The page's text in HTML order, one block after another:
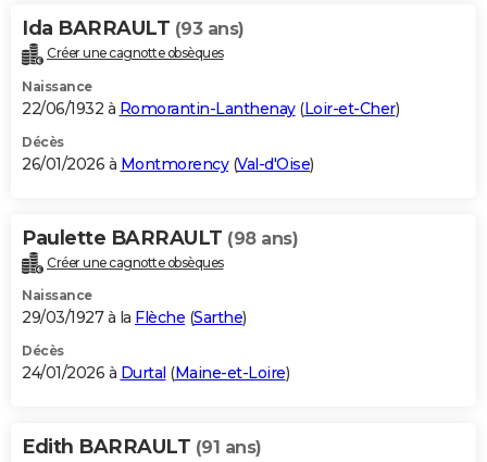
Ida BARRAULT (93 ans)
Créer une cagnotte obsèques
Naissance
22/06/1932 à Romorantin-Lanthenay(Loir-et-Cher)
Décès
26/01/2026 à Montmorency(Val-d'Oise)
Paulette BARRAULT (98 ans)
Créer une cagnotte obsèques
Naissance
29/03/1927 à la Flèche (Sarthe)
Décès
24/01/2026 à Durtal (Maine-et-Loire)
Edith BARRAULT (91 ans)